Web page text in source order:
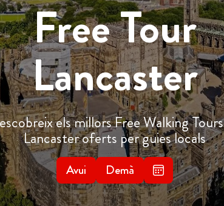
Free Tour
Lancaster
els millors Free Walking
Lancaster oferts per guies locals
Avui Demà